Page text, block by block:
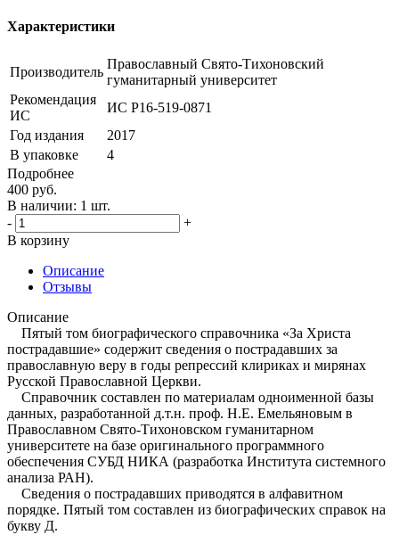
Характеристики
Производитель
Православный Свято-Тихоновский
гуманитарный университет
Рекомендация
ИС
ИС Р16-519-0871
Год издания
2017
В упаковке
4
Подробнее
400 руб.
В наличии: 1 шт.
-
+
В корзину
Описание
Отзывы
Описание
Пятый том биографического справочника «За Христа
пострадавшие» содержит сведения о пострадавших за
православную веру в годы репрессий клириках и мирянах
Русской Православной Церкви.
Справочник составлен по материалам одноименной базы
данных, разработанной д.т.н. проф. Н.Е. Емельяновым в
Православном Свято-Тихоновском гуманитарном
университете на базе оригинального программного
обеспечения СУБД НИКА (разработка Института системного
анализа РАН).
Сведения о пострадавших приводятся в алфавитном
порядке. Пятый том составлен из биографических справок на
букву Д.